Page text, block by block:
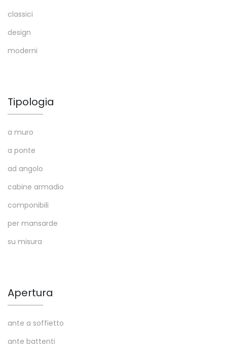
classici
design
moderni
Tipologia
a muro
a ponte
ad angolo
cabine armadio
componibili
per mansarde
su misura
Apertura
ante a soffietto
ante battenti